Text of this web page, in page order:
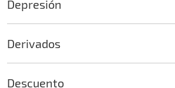
Depresión
Derivados
Descuento